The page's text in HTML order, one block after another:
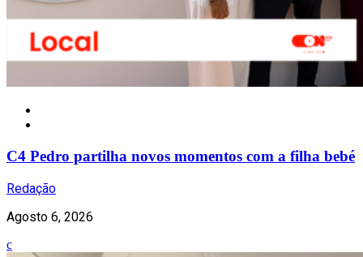
C4 Pedro partilha novos momentos com a filha bebé
Redação
Agosto 6, 2026